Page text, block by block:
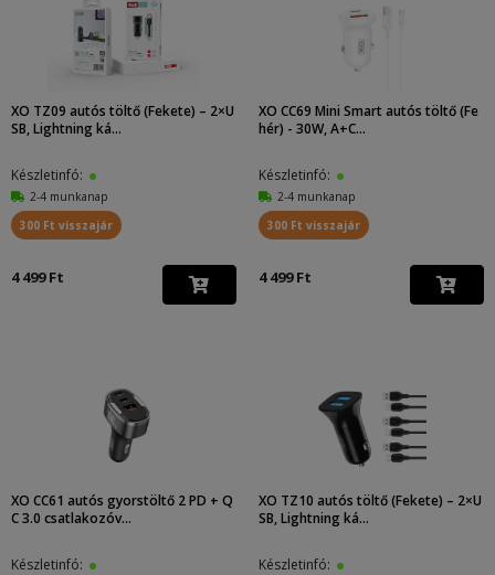
XO TZ09 autós töltő (Fekete) – 2×U
SB, Lightning ká...
Készletinfó:
2-4 munkanap
300 Ft visszajár
4 499 Ft
XO CC69 Mini Smart autós töltő (Fe
hér) - 30W, A+C...
Készletinfó:
2-4 munkanap
300 Ft visszajár
4 499 Ft
XO CC61 autós gyorstöltő 2 PD + Q
C 3.0 csatlakozóv...
Készletinfó:
XO TZ10 autós töltő (Fekete) – 2×U
SB, Lightning ká...
Készletinfó: